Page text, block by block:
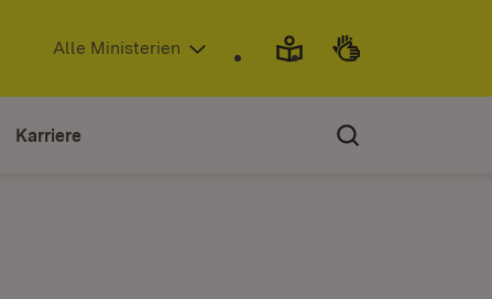
(Öffnet in neuem Fenster)
Alle Ministerien
Karriere